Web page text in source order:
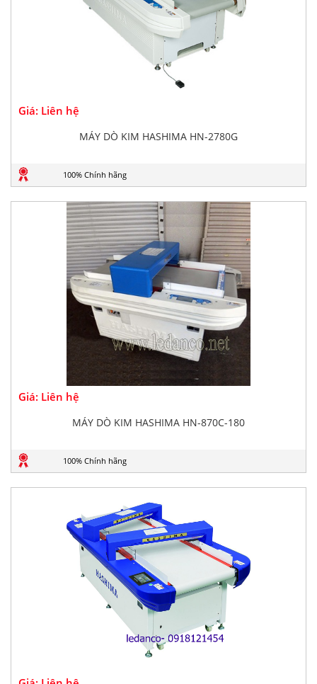
Giá: Liên hệ
MÁY DÒ KIM HASHIMA HN-2780G
100% Chính hãng
Giá: Liên hệ
MÁY DÒ KIM HASHIMA HN-870C-180
100% Chính hãng